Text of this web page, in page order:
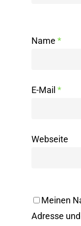
Name *
E-Mail *
Webseite
Meinen
Adresse